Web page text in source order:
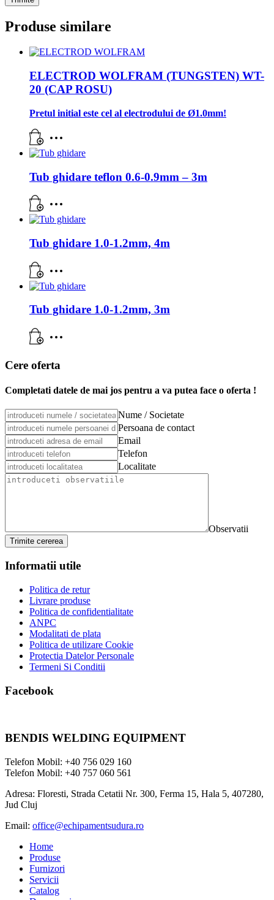
Produse similare
ELECTROD WOLFRAM (TUNGSTEN) WT-
20 (CAP ROSU)
Pretul initial este cel al electrodului de Ø1.0mm!
Tub ghidare teflon 0.6-0.9mm – 3m
Tub ghidare 1.0-1.2mm, 4m
Tub ghidare 1.0-1.2mm, 3m
Cere oferta
Completati datele de mai jos pentru a va putea face o oferta !
Nume / Societate
Persoana de contact
Email
Telefon
Localitate
Observatii
Trimite cererea
Informatii utile
Politica de retur
Livrare produse
Politica de confidentialitate
ANPC
Modalitati de plata
Politica de utilizare Cookie
Protectia Datelor Personale
Termeni Si Conditii
Facebook
BENDIS WELDING EQUIPMENT
Telefon Mobil: +40 756 029 160
Telefon Mobil: +40 757 060 561
Adresa: Floresti, Strada Cetatii Nr. 300, Ferma 15, Hala 5, 407280,
Jud Cluj
Email: office@echipamentsudura.ro
Home
Produse
Furnizori
Servicii
Catalog